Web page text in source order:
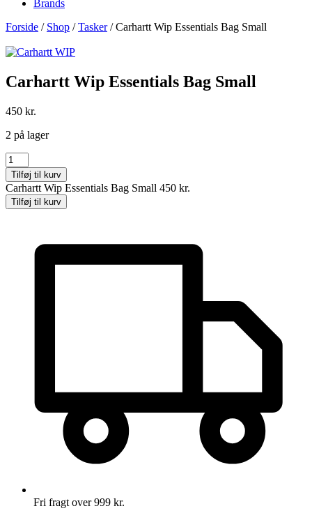
Brands
Forside / Shop /Tasker/ Carhartt Wip Essentials Bag Small
Carhartt Wip Essentials Bag Small
450 kr.
2 på lager
Carhartt
Wip
Essentials
Bag
Small
Tilføj til kurv
Carhartt Wip Essentials Bag Small 450 kr.
Tilføj til kurv
Fri fragt over 999 kr.